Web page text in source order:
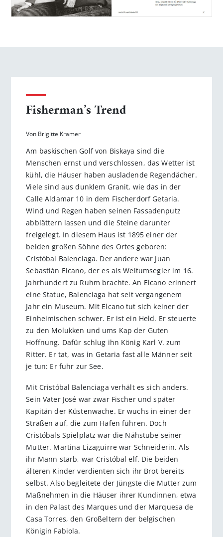
Fisherman’s Trend
Von Brigitte Kramer
Am baskischen Golf von Biskaya sind die
Menschen ernst und verschlossen, das Wetter ist
kühl, die Häuser haben ausladende Regendächer.
Viele sind aus dunklem Granit, wie das in der
Calle Aldamar 10 in dem Fischerdorf Getaria.
Wind und Regen haben seinen Fassadenputz
abblättern lassen und die Steine darunter
freigelegt. In diesem Haus ist 1895 einer der
beiden großen Söhne des Ortes geboren:
Cristóbal Balenciaga. Der andere war Juan
Sebastián Elcano, der es als Weltumsegler im 16.
Jahrhundert zu Ruhm brachte. An Elcano erinnert
eine Statue, Balenciaga hat seit vergangenem
Jahr ein Museum. Mit Elcano tut sich keiner der
Einheimischen schwer. Er ist ein Held. Er steuerte
zu den Molukken und ums Kap der Guten
Hoffnung. Dafür schlug ihn König Karl V. zum
Ritter. Er tat, was in Getaria fast alle Männer seit
je tun: Er fuhr zur See.
Mit Cristóbal Balenciaga verhält es sich anders.
Sein Vater José war zwar Fischer und später
Kapitän der Küstenwache. Er wuchs in einer der
Straßen auf, die zum Hafen führen. Doch
Cristóbals Spielplatz war die Nähstube seiner
Mutter. Martina Eizaguirre war Schneiderin. Als
ihr Mann starb, war Cristóbal elf. Die beiden
älteren Kinder verdienten sich ihr Brot bereits
selbst. Also begleitete der Jüngste die Mutter zum
Maßnehmen in die Häuser ihrer Kundinnen, etwa
in den Palast des Marques und der Marquesa de
Casa Torres, den Großeltern der belgischen
Königin Fabiola.